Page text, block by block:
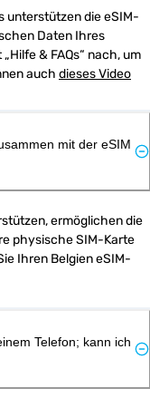
unterstützen die eSIM-
Daten Ihres
& FAQs“ nach, um
auch dieses Video
mit der eSIM
ermöglichen die
physische SIM-Karte
Ihren Belgien eSIM-
Telefon; kann ich